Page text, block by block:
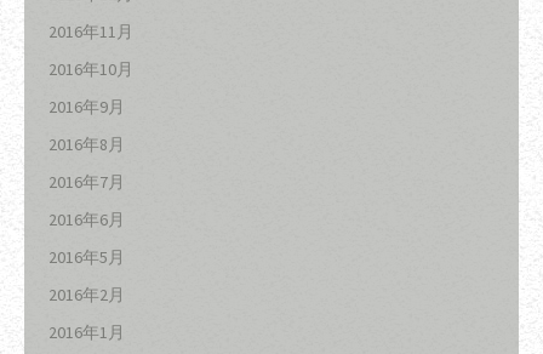
2016年11月
2016年10月
2016年9月
2016年8月
2016年7月
2016年6月
2016年5月
2016年2月
2016年1月